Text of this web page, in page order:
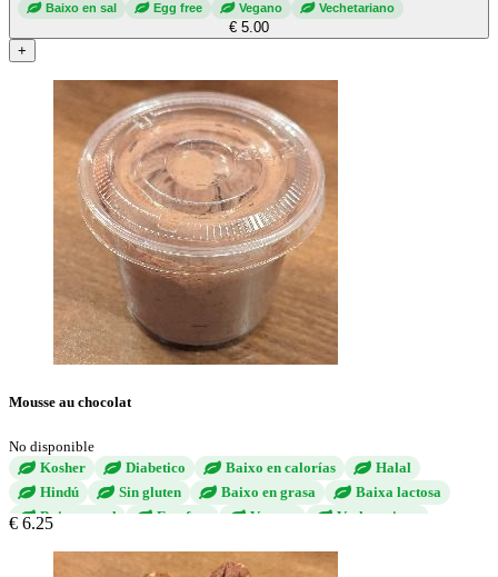
Baixo en sal
Egg free Vegano Vechetariano
€ 5.00
+
Mousse au chocolat
No disponible
Kosher
Diabetico Baixo en calorías
Halal
Hindú
Sin gluten Baixo en grasa
Baixa lactosa
Baixo en sal
Egg free Vegano Vechetariano
€ 6.25